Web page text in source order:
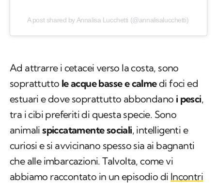
A post shared by Annalisa Lucchetti (@annalisalucchetti)
Ad attrarre i cetacei verso la costa, sono
soprattutto le acque basse e calmedi foci ed
estuari e dove soprattutto abbondano i pesci,
tra i cibi preferiti di questa specie. Sono
animalispiccatamente sociali, intelligenti e
curiosi e si avvicinano spesso sia ai bagnanti
che alle imbarcazioni. Talvolta, come vi
abbiamo raccontato in un episodio di Incontri